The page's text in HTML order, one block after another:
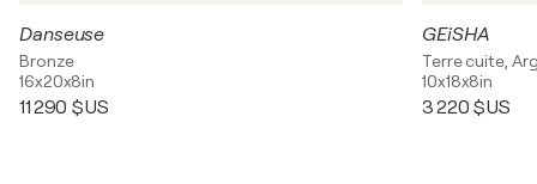
Danseuse
Bronze
16x20x8in
11 290 $US
GEiSHA
Terre cuite,
10x18x8in
3 220 $US